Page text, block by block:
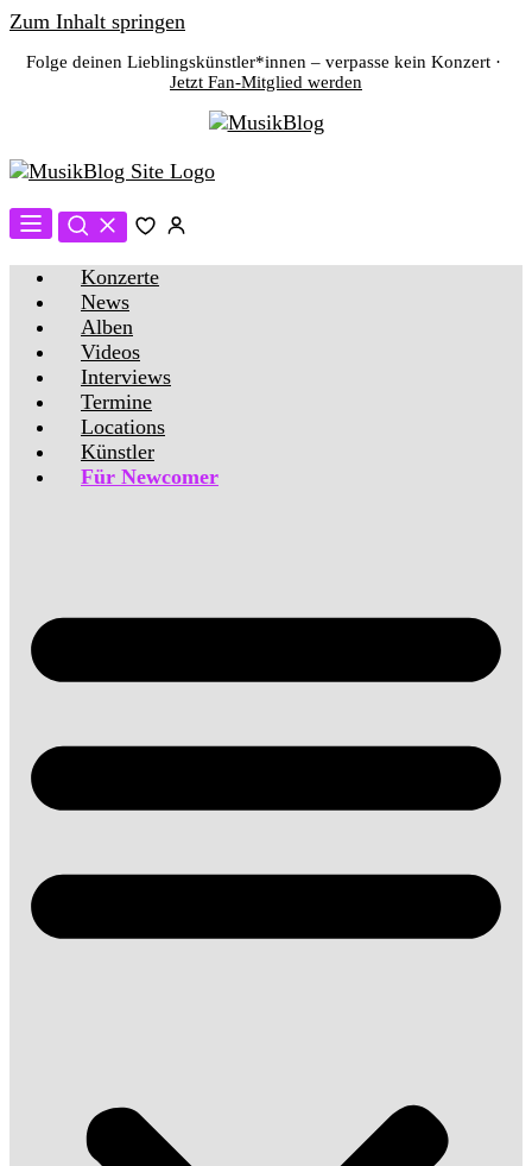
Zum Inhalt springen
Folge deinen Lieblingskünstler*innen – verpasse kein Konzert ·
Jetzt Fan-Mitglied werden
Konzerte
News
Alben
Videos
Interviews
Termine
Locations
Künstler
Für Newcomer